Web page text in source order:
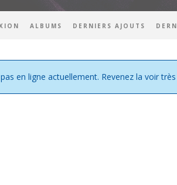
ALBUMS DERNIERS AJOUTS
en ligne actuellement. Revenez la voir